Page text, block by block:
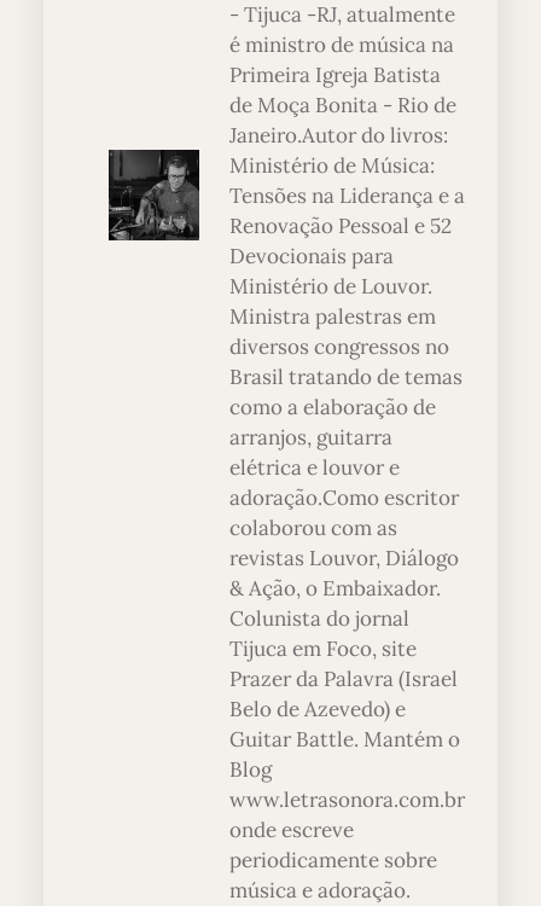
- Tijuca -RJ, atualmente
é ministro de música na
Primeira Igreja Batista
de Moça Bonita - Rio de
Janeiro.Autor do livros:
Ministério de Música:
Tensões na Liderança e a
Renovação Pessoal e 52
Devocionais para
Ministério de Louvor.
Ministra palestras em
diversos congressos no
Brasil tratando de temas
como a elaboração de
arranjos, guitarra
elétrica e louvor e
adoração.Como escritor
colaborou com as
revistas Louvor, Diálogo
& Ação, o Embaixador.
Colunista do jornal
Tijuca em Foco, site
Prazer da Palavra (Israel
Belo de Azevedo) e
Guitar Battle. Mantém o
Blog
www.letrasonora.com.br
onde escreve
periodicamente sobre
música e adoração.